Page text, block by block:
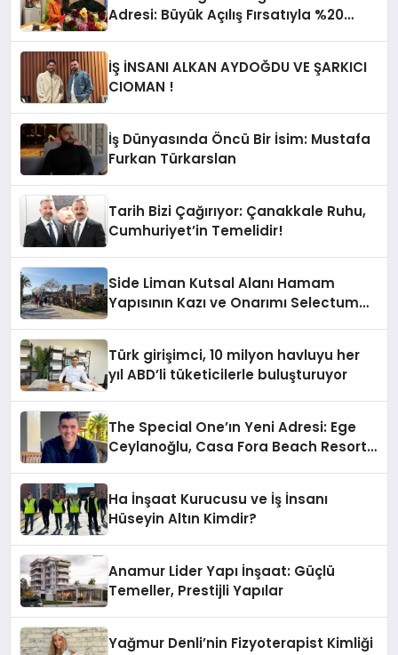
Adresi: Büyük Açılış Fırsatıyla %20
İŞ İNSANI ALKAN AYDOĞDU VE ŞARKICI
CIOMAN !
İş Dünyasında Öncü Bir İsim: Mustafa
Furkan Türkarslan
Tarih Bizi Çağırıyor: Çanakkale Ruhu,
Cumhuriyet’in Temelidir!
Side Liman Kutsal Alanı Hamam
Yapısının Kazı ve Onarımı Selectum
Türk girişimci, 10 milyon havluyu her
yıl ABD’li tüketicilerle buluşturuyor
The Special One’ın Yeni Adresi: Ege
Ceylanoğlu, Casa Fora Beach Resort
Ha İnşaat Kurucusu ve İş İnsanı
Hüseyin Altın Kimdir?
Anamur Lider Yapı İnşaat: Güçlü
Temeller, Prestijli Yapılar
Yağmur Denli’nin Fizyoterapist Kimliği